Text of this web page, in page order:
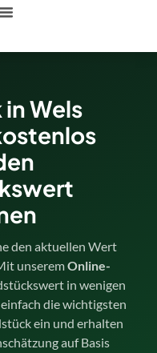
Wels
den aktuellen Wert
unseremOnline-
in wenigen
die wichtigsten
ein und erhalten
auf Basis